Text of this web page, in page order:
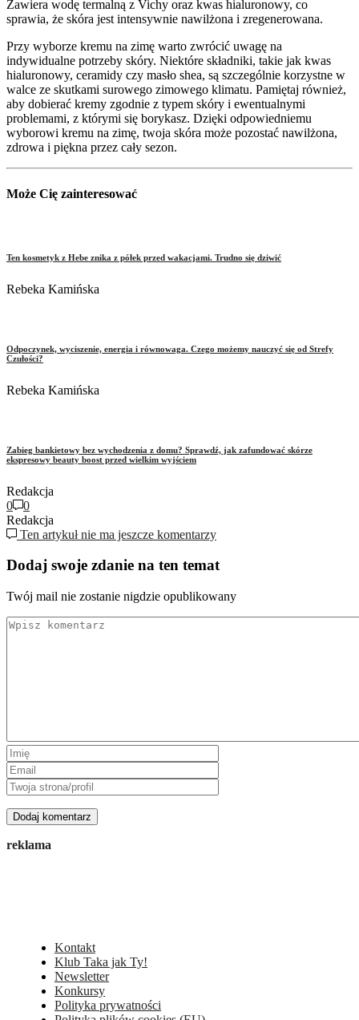
Zawiera wodę termalną z Vichy oraz kwas hialuronowy, co
sprawia, że skóra jest intensywnie nawilżona i zregenerowana.
Przy wyborze kremu na zimę warto zwrócić uwagę na
indywidualne potrzeby skóry. Niektóre składniki, takie jak kwas
hialuronowy, ceramidy czy masło shea, są szczególnie korzystne w
walce ze skutkami surowego zimowego klimatu. Pamiętaj również,
aby dobierać kremy zgodnie z typem skóry i ewentualnymi
problemami, z którymi się borykasz. Dzięki odpowiedniemu
wyborowi kremu na zimę, twoja skóra może pozostać nawilżona,
zdrowa i piękna przez cały sezon.
Może Cię zainteresować
Ten kosmetyk z Hebe znika z półek przed wakacjami. Trudno się dziwić
Rebeka Kamińska
Odpoczynek, wyciszenie, energia i równowaga. Czego możemy nauczyć się od Strefy
Czułości?
Rebeka Kamińska
Zabieg bankietowy bez wychodzenia z domu? Sprawdź, jak zafundować skórze
ekspresowy beauty boost przed wielkim wyjściem
Redakcja
0
0
Redakcja
Ten artykuł nie ma jeszcze komentarzy
Dodaj swoje zdanie na ten temat
Twój mail nie zostanie nigdzie opublikowany
reklama
Kontakt
Klub Taka jak Ty!
Newsletter
Konkursy
Polityka prywatności